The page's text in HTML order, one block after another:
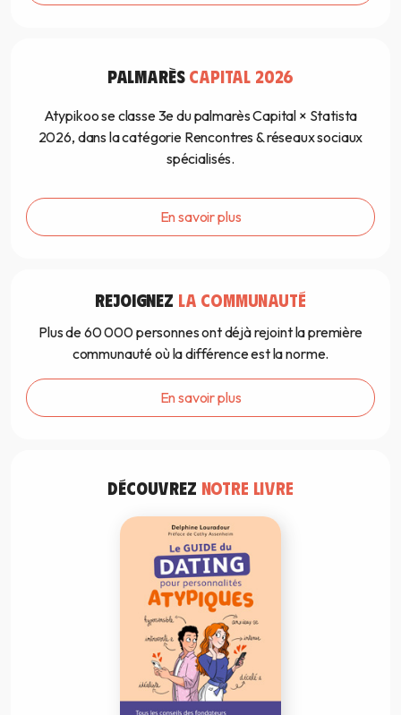
PALMARÈS CAPITAL 2026
Atypikoo se classe 3e du palmarès Capital × Statista
2026, dans la catégorie Rencontres & réseaux sociaux
spécialisés.
En savoir plus
REJOIGNEZ LA COMMUNAUTÉ
Plus de 60 000 personnes ont déjà rejoint la première
communauté où la différence est la norme.
En savoir plus
DÉCOUVREZ NOTRE LIVRE